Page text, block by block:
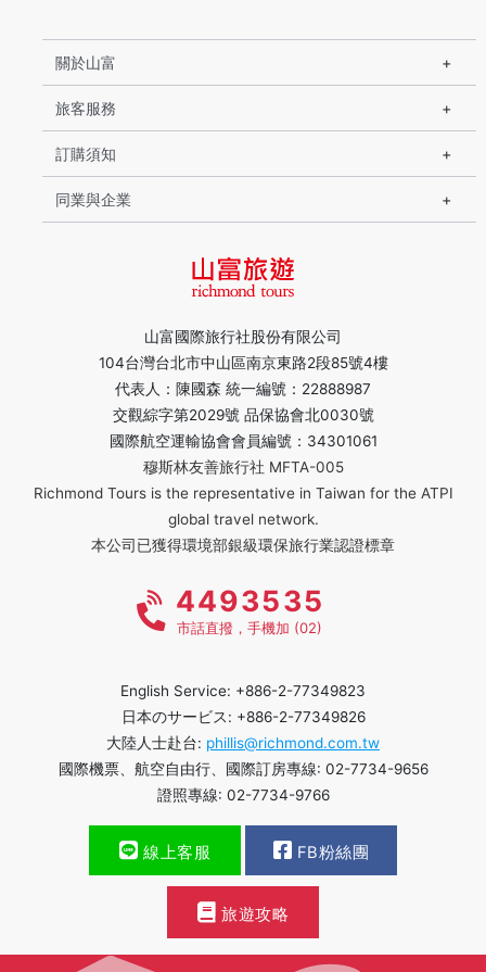
山富國際旅行社股份有限公司
104台灣台北市中山區南京東路2段85號4樓
代表人：陳國森 統一編號：22888987
交觀綜字第2029號 品保協會北0030號
國際航空運輸協會會員編號：34301061
穆斯林友善旅行社 MFTA-005
Richmond Tours is the representative in Taiwan for the ATPI
global travel network.
本公司已獲得環境部銀級環保旅行業認證標章
關於山富
旅客服務
訂購須知
同業與企業
4493535
市話直撥，手機加 (02)
English Service: +886-2-77349823
日本のサービス: +886-2-77349826
大陸人士赴台: phillis@richmond.com.tw
國際機票、航空自由行、國際訂房專線: 02-7734-9656
證照專線: 02-7734-9766
線上客服 FB粉絲團
旅遊攻略